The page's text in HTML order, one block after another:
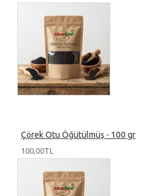
Çörek Otu Öğütülmüş - 100 gr
100,00TL